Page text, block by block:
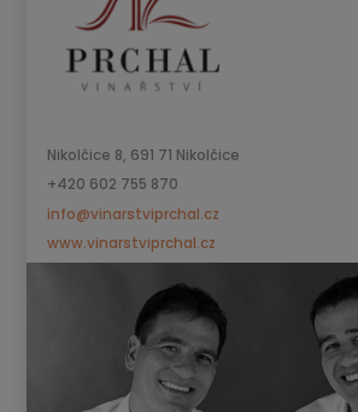
Nikolčice 8, 691 71 Nikolčice
+420 602 755 870
info@vinarstviprchal.cz
www.vinarstviprchal.cz